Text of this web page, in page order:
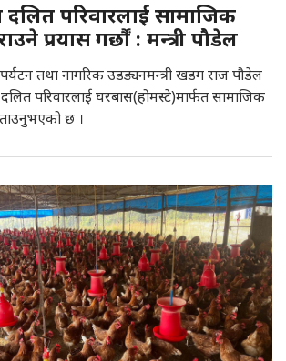
परिवारलाई सामाजिक
प्रयास गर्छौं : मन्त्री पौडेल
तथा नागरिक उडड्यनमन्त्री खडग राज पौडेल
परिवारलाई घरबास(होमस्टे)मार्फत सामाजिक
छ ।